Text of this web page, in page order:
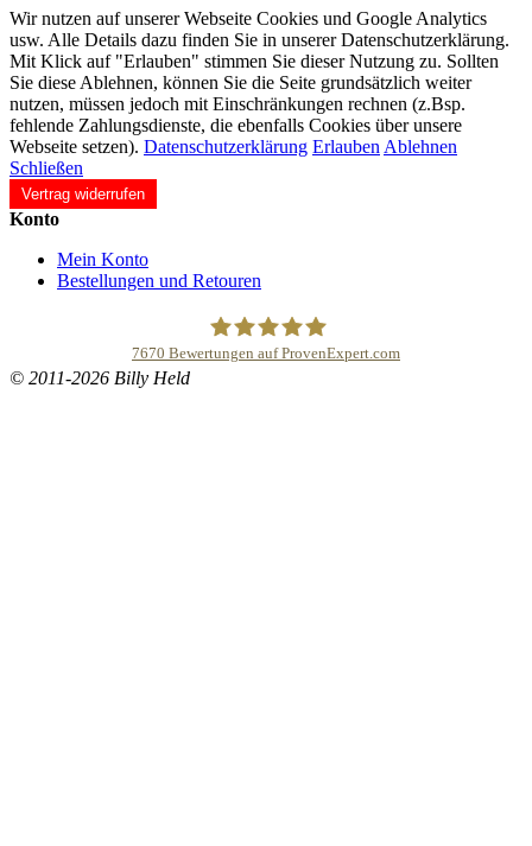
Wir nutzen auf unserer Webseite Cookies und Google Analytics
usw. Alle Details dazu finden Sie in unserer Datenschutzerklärung.
Mit Klick auf "Erlauben" stimmen Sie dieser Nutzung zu. Sollten
Sie diese Ablehnen, können Sie die Seite grundsätzlich weiter
nutzen, müssen jedoch mit Einschränkungen rechnen (z.Bsp.
fehlende Zahlungsdienste, die ebenfalls Cookies über unsere
Webseite setzen). Datenschutzerklärung Erlauben Ablehnen
Schließen
Vertrag widerrufen
Konto
Mein Konto
Bestellungen und Retouren
7670 Bewertungen auf ProvenExpert.com
© 2011-2026 Billy Held